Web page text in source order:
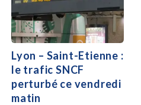
Lyon – Saint-Etienne :
le trafic SNCF
perturbé ce vendredi
matin